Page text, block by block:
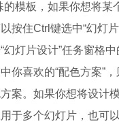
的模板，如果你想将某
按住Ctrl键选中“幻灯
灯片设计”任务窗格中
你喜欢的“配色方案”
案。如果你想将设计
于多个幻灯片，也可